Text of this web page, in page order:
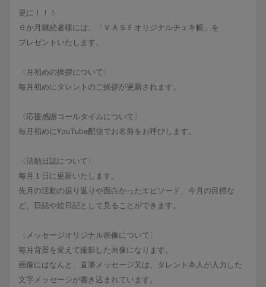
更に！！！
６か月継続者様には、「ＶＡＳＥオリジナルチェキ帳」を
プレゼントいたします。
〈月初めの挨拶について〉
毎月初めにタレントのご挨拶が更新されます。
〈応援感謝コールタイムについて〉
毎月初めにYouTube配信でお名前をお呼びします。
〈活動日誌について〉
毎月１日に更新いたします。
先月の活動の振り返りや面白かったエピソード、今月の目標な
ど、日誌や絵日記として見ることができます。
〈メッセージオリジナル画像について〉
毎月背景を変えて撮影した画像になります。
画像にはなんと、直筆メッセージ又は、タレント本人が入力した
文字メッセージが書き込まれています。